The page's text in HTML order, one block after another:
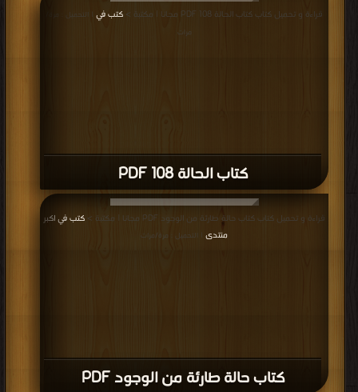
كتاب الحالة 108 PDF
قراءة و تحميل كتاب كتاب الحالة 108 PDF مجانا | مكتبة > كتب في
| التحميل : مرة/
مرات
كتاب حالة طارئة من الوجود PDF
قراءة و تحميل كتاب كتاب حالة طارئة من الوجود PDF مجانا | مكتبة >
كتب في اكبر
منتدى
| التحميل : مرة/مرات